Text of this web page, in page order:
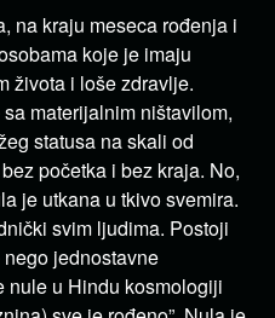
na kraju meseca rođenja i
koje je imaju
života i loše zdravlje.
materijalnim ništavilom,
statusa na skali od
početka i bez kraja. No,
je utkana u tkivo svemira.
svim ljudima. Postoji
jednostavne
nule u Hindu kosmologiji